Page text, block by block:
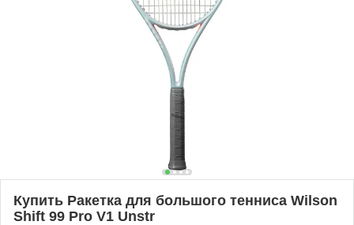
Купить Ракетка для большого тенниса Wilson
Shift 99 Pro V1 Unstr